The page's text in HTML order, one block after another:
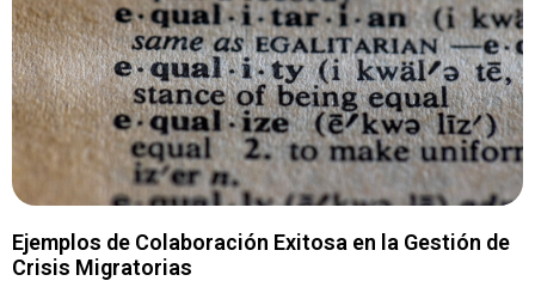
Ejemplos de Colaboración Exitosa en la Gestión de
Crisis Migratorias